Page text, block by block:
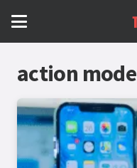
action mode